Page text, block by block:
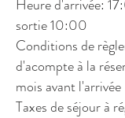
Heure d'arrivée:
sortie 10:00
Conditions de
d'acompte à la
mois avant l'arrivée
Taxes de séjour à